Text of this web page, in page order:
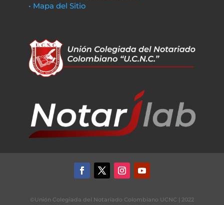
• Mapa del Sitio
©Unión Colegiada del Notariado Colombiano UCNC | 2022